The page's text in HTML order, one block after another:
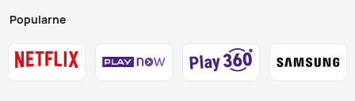
Popularne